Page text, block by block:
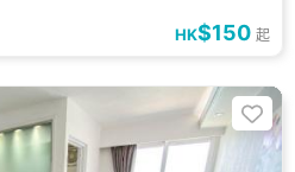
HK$150 起